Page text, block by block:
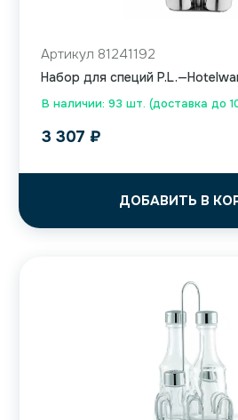
В наличии: 93 шт. (доставка до
Артикул 81241192
Набор для специй
3 307 ₽
ДОБАВИТЬ В